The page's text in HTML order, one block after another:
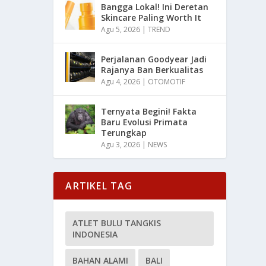
Bangga Lokal! Ini Deretan
Skincare Paling Worth It
Agu 5, 2026 |TREND
Perjalanan Goodyear Jadi
Rajanya Ban Berkualitas
Agu 4, 2026 | OTOMOTIF
Ternyata Begini! Fakta
Baru Evolusi Primata
Terungkap
Agu 3, 2026 | NEWS
ARTIKEL TAG
ATLET BULU TANGKIS
INDONESIA
BAHAN ALAMI BALI